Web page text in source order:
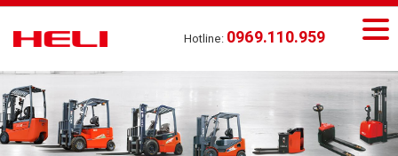
Hotline: 0969.110.959